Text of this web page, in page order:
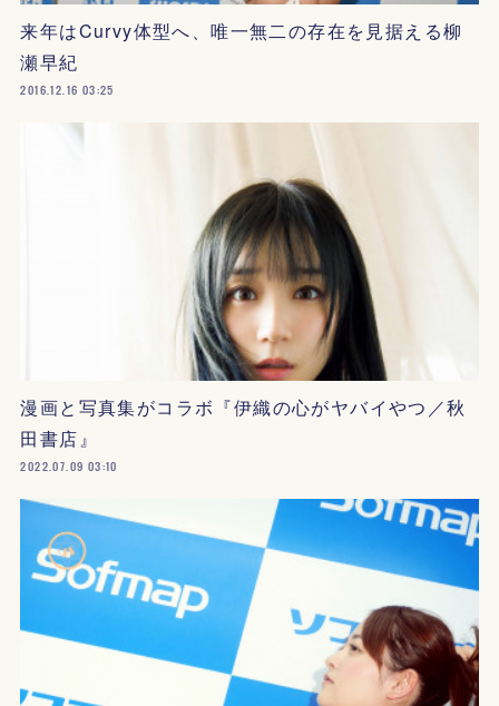
来年はCurvy体型へ、唯一無二の存在を見据える柳
瀬早紀
2016.12.16 03:25
漫画と写真集がコラボ『伊織の心がヤバイやつ／秋
田書店』
2022.07.09 03:10